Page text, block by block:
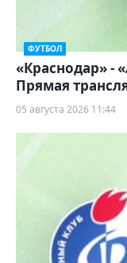
ФУТБОЛ
«Краснодар» -
Прямая
05 августа 2026 11:44